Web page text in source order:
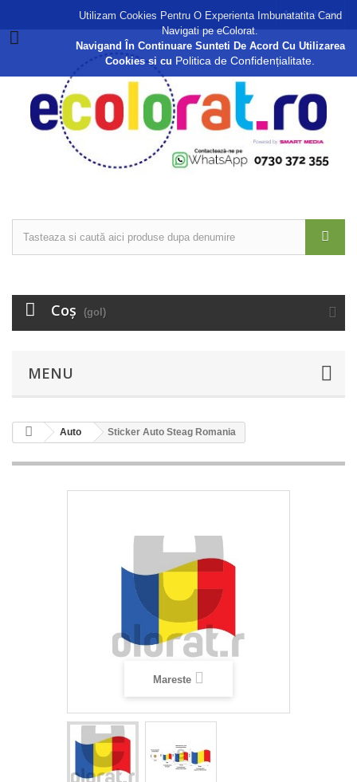
Autentificare
Coş (gol)
MENU
Auto Sticker Auto Steag Romania
Mareste
Utilizam Cookies Pentru O Experienta Imbunatatita Cand
Navigati pe eColorat.
Navigand În Continuare Sunteti De Acord Cu Utilizarea
Cookies si cu Politica de Confidențialitate.